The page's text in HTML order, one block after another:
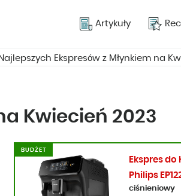
Artykuły
Najlepszych Ekspresów z Młynkiem na
Kwiecień 2023
Ekspres do
Philips
ciśnieniowy
BUDŻET